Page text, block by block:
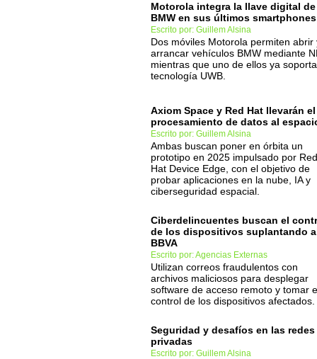
Motorola integra la llave digital de
BMW en sus últimos smartphones
Escrito por: Guillem Alsina
Dos móviles Motorola permiten abrir
arrancar vehículos BMW mediante
mientras que uno de ellos ya
tecnología UWB.
Axiom Space y Red Hat llevarán el
procesamiento de datos al
Escrito por: Guillem Alsina
Ambas buscan poner en órbita un
prototipo en 2025 impulsado por Red
Hat Device Edge, con el objetivo de
probar aplicaciones en la nube, IA y
ciberseguridad espacial.
Ciberdelincuentes buscan el
de los dispositivos suplantando
BBVA
Escrito por: Agencias Externas
Utilizan correos fraudulentos con
archivos maliciosos para desplegar
software de acceso remoto y tomar
control de los dispositivos afectados.
Seguridad y desafíos en las redes
privadas
Escrito por: Guillem Alsina